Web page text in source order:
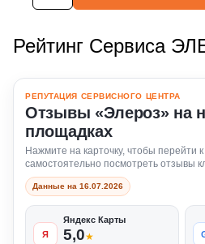
Рейтинг Сервиса
РЕПУТАЦИЯ СЕРВИСНОГО ЦЕНТРА
Отзывы «Элероз» на
площадках
Нажмите на карточку, чтобы перейти к
самостоятельно посмотреть отзывы
Данные на 16.07.2026
Я
Яндекс Карты
5,0★